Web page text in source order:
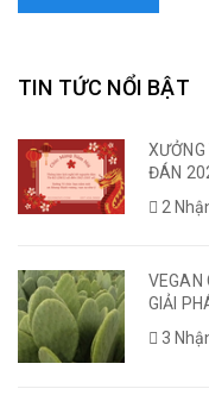
TIN TỨC NỔI BẬT
XƯỞNG
ĐÁN
2
VEGAN
GIẢI
3